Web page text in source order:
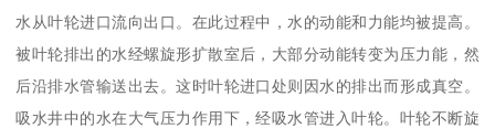
水从叶轮进口流向出口。在此过程中，水的动能和力能均被提高。
被叶轮排出的水经螺旋形扩散室后，大部分动能转变为压力能，然
后沿排水管输送出去。这时叶轮进口处则因水的排出而形成真空。
吸水井中的水在大气压力作用下，经吸水管进入叶轮。叶轮不断旋